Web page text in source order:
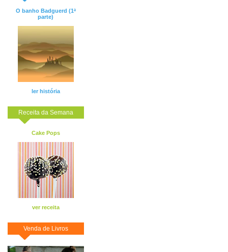
O banho Badguerd (1ª
parte)
ler história
Receita da Semana
Cake Pops
ver receita
Venda de Livros